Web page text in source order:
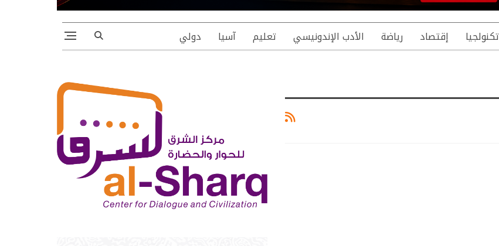
تكنولجيا إقتصاد رياضة الأدب الإندونيسي تعليم آسيا دولي